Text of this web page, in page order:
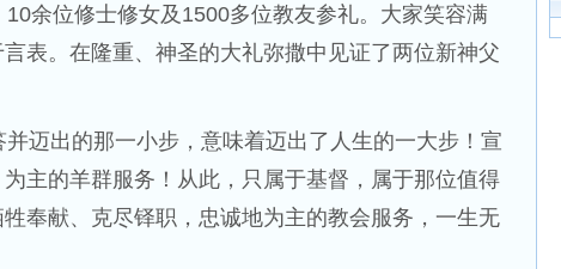
余位修士修女及1500多位教友参礼。大家笑容满
表。在隆重、神圣的大礼弥撒中见证了两位新神父
迈出的那一小步，意味着迈出了人生的一大步！宣
主的羊群服务！从此，只属于基督，属于那位值得
奉献、克尽铎职，忠诚地为主的教会服务，一生无